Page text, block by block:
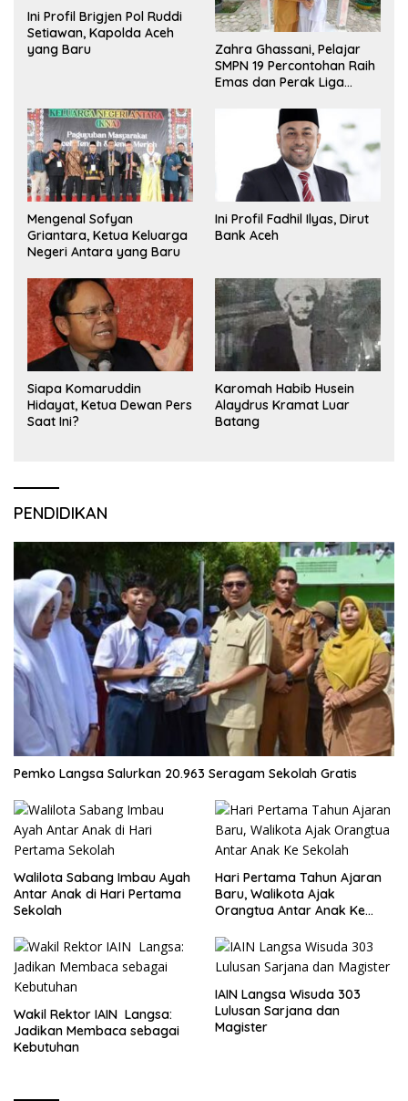
Ini Profil Brigjen Pol Ruddi
Setiawan, Kapolda Aceh
yang Baru
Zahra Ghassani, Pelajar
SMPN 19 Percontohan Raih
Emas dan Perak Liga
Mengenal Sofyan
Griantara, Ketua Keluarga
Negeri Antara yang Baru
Ini Profil Fadhil Ilyas, Dirut
Bank Aceh
Siapa Komaruddin
Hidayat, Ketua Dewan Pers
Saat Ini?
Karomah Habib Husein
Alaydrus Kramat Luar
Batang
PENDIDIKAN
Pemko Langsa Salurkan 20.963 Seragam Sekolah Gratis
Walilota Sabang Imbau Ayah
Antar Anak di Hari Pertama
Sekolah
Hari Pertama Tahun Ajaran
Baru, Walikota Ajak
Orangtua Antar Anak Ke
Wakil Rektor IAIN Langsa:
Jadikan Membaca sebagai
Kebutuhan
IAIN Langsa Wisuda 303
Lulusan Sarjana dan
Magister